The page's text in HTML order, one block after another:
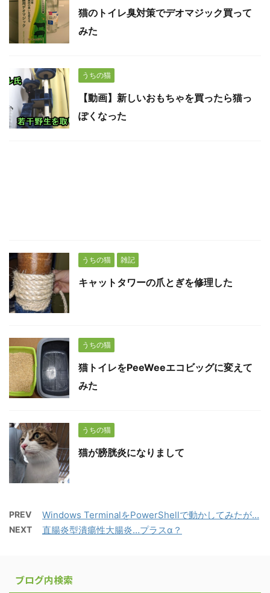
猫のトイレ臭対策でデオマジック買って
みた
うちの猫
【動画】新しいおもちゃを買ったら猫っ
ぽくなった
うちの猫 雑記
キャットタワーの爪とぎを修理した
うちの猫
猫トイレをPeeWeeエコビッグに変えて
みた
うちの猫
猫が膀胱炎になりまして
PREV Windows TerminalをPowerShellで動かしてみたが…
NEXT 直腸炎型潰瘍性大腸炎…プラスα？
ブログ内検索